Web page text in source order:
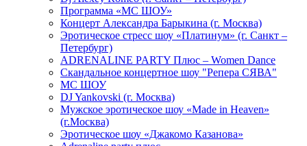
Программа «МС ШОУ»
Концерт Александра Барыкина (г. Москва)
Эротическое стресс шоу «Платинум» (г. Санкт –
Петербург)
ADRENALINE PARTY Плюс – Women Dance
Скандальное концертное шоу "Репера СЯВА"
МС ШОУ
DJ Yankovski (г. Москва)
Мужское эротическое шоу «Made in Heaven»
(г.Москва)
Эротическое шоу «Джакомо Казанова»